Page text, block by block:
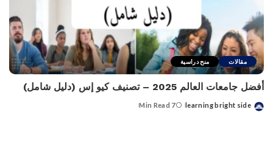
مقالات منح دراسية
أفضل جامعات العالم 2025 – تصنيف كيو إس (دليل شامل)
Posted
learning bright side
7 Min Read